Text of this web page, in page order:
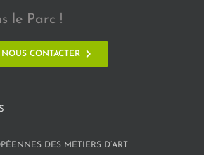
le Parc !
NOUS CONTACTER
DES MÉTIERS D’ART